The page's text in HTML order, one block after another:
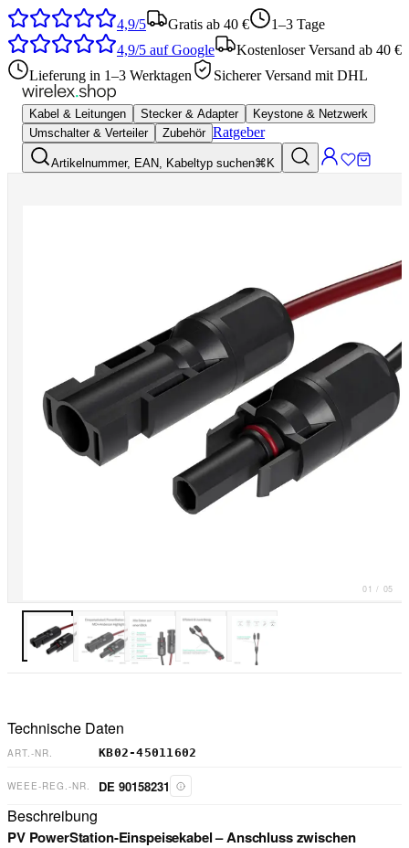
4,9/5 Gratis ab 40 €
1–3 Tage
4,9/5 auf Google
Kostenloser Versand ab 40 €
Lieferung in 1–3 Werktagen
Sicherer Versand mit DHL
Kabel & Leitungen Stecker & Adapter
Keystone & Netzwerk
Umschalter & Verteiler
Zubehör Ratgeber
Artikelnummer, EAN, Kabeltyp suchen⌘K
01 / 05
Technische Daten
ART.-NR. KB02-45011602
WEEE-REG.-NR. DE 90158231
Beschreibung
PV PowerStation-Einspeisekabel – Anschluss zwischen